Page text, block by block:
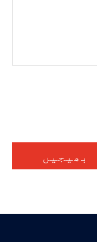
بھیجیں